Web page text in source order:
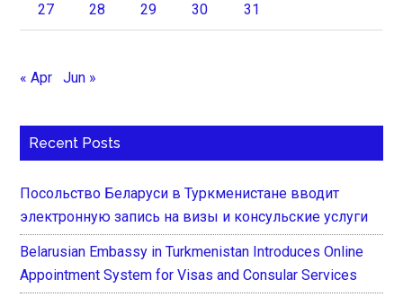
27 28 29 30 31
« Apr Jun »
Recent Posts
Посольство Беларуси в Туркменистане вводит
электронную запись на визы и консульские услуги
Belarusian Embassy in Turkmenistan Introduces Online
Appointment System for Visas and Consular Services